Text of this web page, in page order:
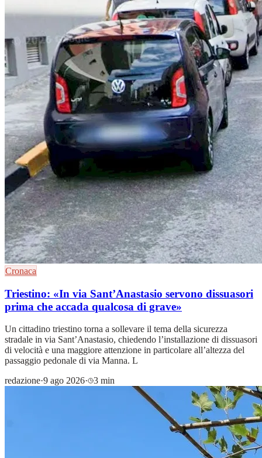
Cronaca
Triestino: «In via Sant’Anastasio servono dissuasori
prima che accada qualcosa di grave»
Un cittadino triestino torna a sollevare il tema della sicurezza
stradale in via Sant’Anastasio, chiedendo l’installazione di dissuasori
di velocità e una maggiore attenzione in particolare all’altezza del
passaggio pedonale di via Manna. L
redazione·9 ago 2026· 3 min